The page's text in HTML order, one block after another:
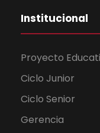
Institucional
Proyecto
Ciclo Junior
Ciclo Senior
Gerencia